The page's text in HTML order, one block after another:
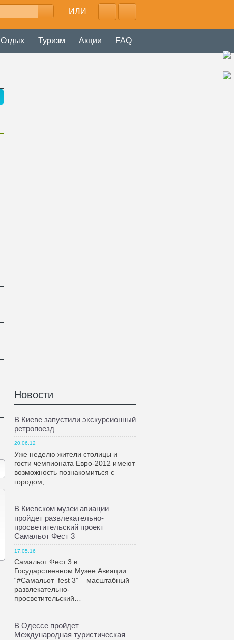
ИЛИ
Отдых Туризм Акции FAQ
Новости
В Киеве запустили экскурсионный
ретропоезд
20.06.12
Уже неделю жители столицы и
гости чемпионата Евро-2012 имеют
возможность познакомиться с
городом,…
В Киевском музеи авиации
пройдет развлекательно-
просветительский проект
Самальот Фест 3
17.05.16
Самальот Фест 3 в
Государственном Музее Авиации.
“#Самальот_fest 3” – масштабный
развлекательно-
просветительский…
В Одессе пройдет
Международная туристическая